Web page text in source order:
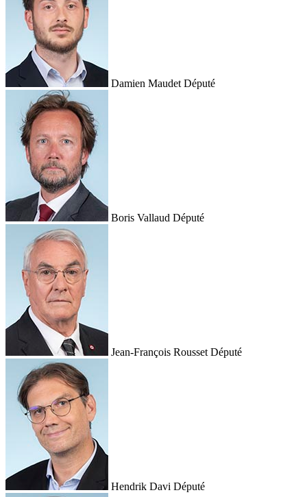
Damien Maudet Député
Boris Vallaud Député
Jean-François Rousset Député
Hendrik Davi Député